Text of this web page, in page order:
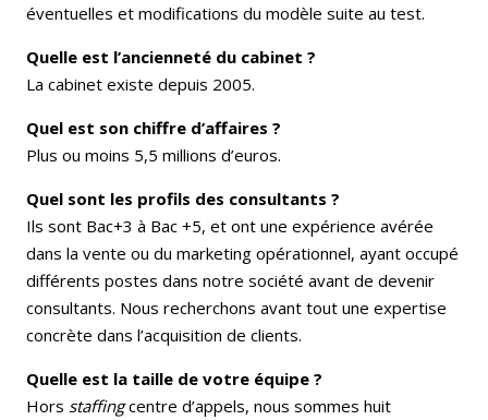
éventuelles et modifications du modèle suite au test.
Quelle est l’ancienneté du cabinet ?
La cabinet existe depuis 2005.
Quel est son chiffre d’affaires ?
Plus ou moins 5,5 millions d’euros.
Quel sont les profils des consultants ?
Ils sont Bac+3 à Bac +5, et ont une expérience avérée
dans la vente ou du marketing opérationnel, ayant occupé
différents postes dans notre société avant de devenir
consultants. Nous recherchons avant tout une expertise
concrète dans l’acquisition de clients.
Quelle est la taille de votre équipe ?
Hors staffingcentre d’appels, nous sommes huit